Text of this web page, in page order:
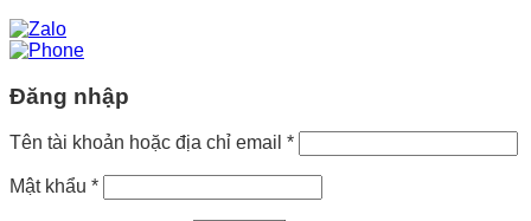
Đăng nhập
Tên tài khoản hoặc địa chỉ email *
Mật khẩu *